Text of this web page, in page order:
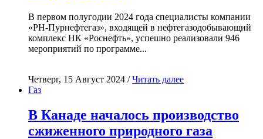
В первом полугодии 2024 года специалисты компании
«РН-Пурнефтегаз», входящей в нефтегазодобывающий
комплекс НК «Роснефть», успешно реализовали 946
мероприятий по программе...
Четверг, 15 Август 2024 /Читать далее
Газ
В Канаде началось производство
сжиженного природного газа